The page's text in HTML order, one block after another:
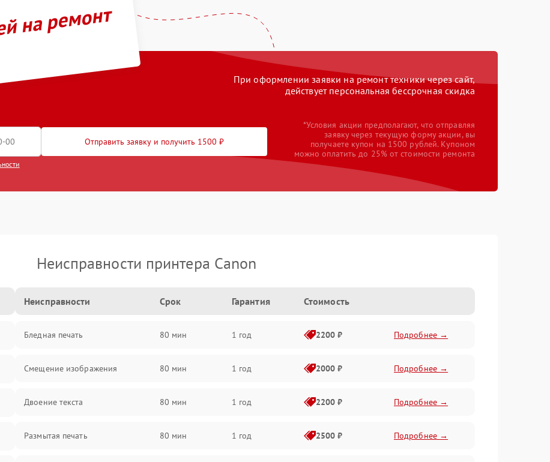
на ремонт
При оформлении заявки на ремонт техники через сайт,
действует персональная бессрочная скидка
Отправить заявку и получить 1500 ₽
*Условия акции предполагают, что отправляя
заявку через текущую форму акции, вы
получаете купон на 1500 рублей. Купоном
можно оплатить до 25% от стоимости ремонта
Неисправности принтера Canon
Неисправности Срок Гарантия Стоимость
Бледная печать 80 мин 1 год 2200 ₽ Подробнее →
Смещение изображения 80 мин 1 год 2000 ₽ Подробнее →
Двоение текста 80 мин 1 год 2200 ₽ Подробнее →
Размытая печать 80 мин 1 год 2500 ₽ Подробнее →